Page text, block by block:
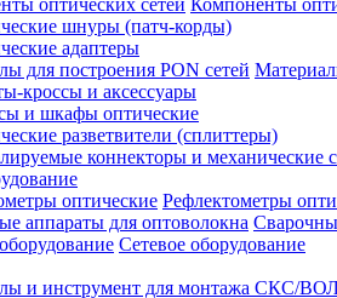
Компоненты
шнуры (патч-корды)
адаптеры
кроссы и аксессуары
и шкафы оптические
разветвители (сплиттеры)
коннекторы и механические
Рефлектометры
Сетевое оборудование